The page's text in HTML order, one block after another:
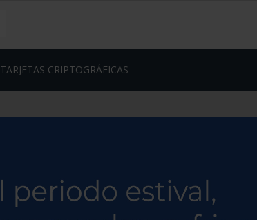
TARJETAS CRIPTOGRÁFICAS